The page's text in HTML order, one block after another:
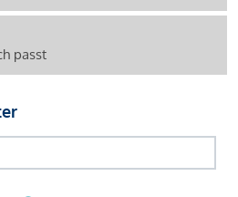
passt